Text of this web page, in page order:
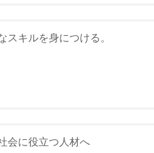
キルを身につける。
会に役立つ人材へ